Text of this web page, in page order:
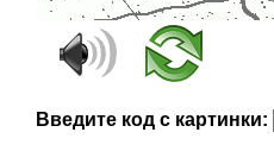
Введите код с картинки: